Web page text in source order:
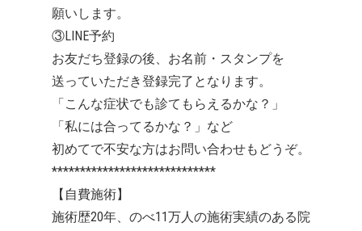
願いします。
③LINE予約
お友だち登録の後、お名前・スタンプを
送っていただき登録完了となります。
「こんな症状でも診てもらえるかな？」
「私には合ってるかな？」など
初めてで不安な方はお問い合わせもどうぞ。
*****************************
【自費施術】
施術歴20年、のべ11万人の施術実績のある院